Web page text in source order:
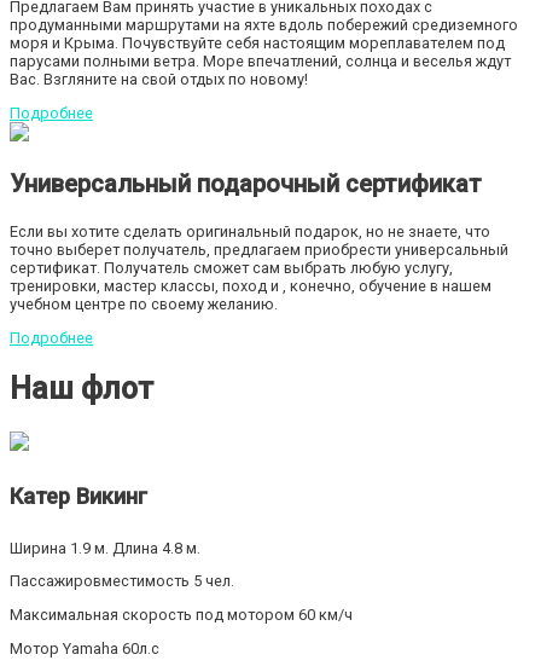
Предлагаем Вам принять участие в уникальных походах с
продуманными маршрутами на яхте вдоль побережий средиземного
моря и Крыма. Почувствуйте себя настоящим мореплавателем под
парусами полными ветра. Море впечатлений, солнца и веселья ждут
Вас. Взгляните на свой отдых по новому!
Подробнее
Универсальный подарочный сертификат
Если вы хотите сделать оригинальный подарок, но не знаете, что
точно выберет получатель, предлагаем приобрести универсальный
сертификат. Получатель сможет сам выбрать любую услугу,
тренировки, мастер классы, поход и , конечно, обучение в нашем
учебном центре по своему желанию.
Подробнее
Наш флот
Катер Викинг
Ширина 1.9 м. Длина 4.8 м.
Пассажировместимость 5 чел.
Максимальная скорость под мотором 60 км/ч
Мотор Yamaha 60л.с